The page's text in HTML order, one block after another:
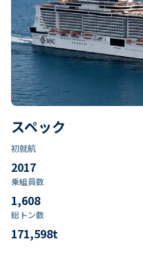
スペック
初就航
2017
乗組員数​
1,608
総トン数​
171,598t